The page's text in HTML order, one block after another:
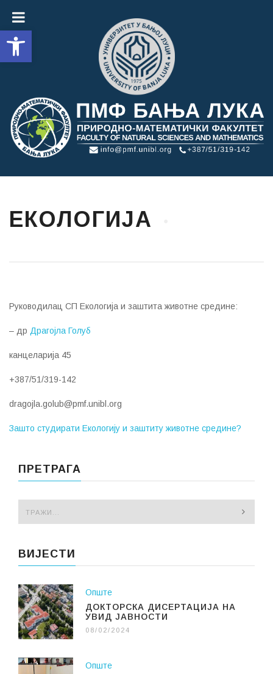
Open toolbar
ЕКОЛОГИЈА
Руководилац СП Екологија и заштита животне средине:
– др Драгојла Голуб
канцеларија 45
+387/51/319-142
dragojla.golub@pmf.unibl.org
Зашто студирати Екологију и заштиту животне средине?
ПРЕТРАГА
ВИЈЕСТИ
Опште
ДОКТОРСКА ДИСЕРТАЦИЈА НА
УВИД ЈАВНОСТИ
08/02/2024
Опште